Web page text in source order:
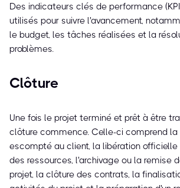
Des indicateurs clés de performance
utilisés pour suivre l'avancement,
le budget, les tâches réalisées et la
problèmes.
Clôture
Une fois le projet terminé et prêt à être
clôture commence. Celle-ci comprend la
escompté au client, la libération officielle
des ressources, l'archivage ou la remise
projet, la clôture des contrats, la